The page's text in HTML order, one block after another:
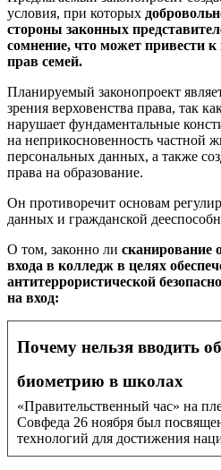
условия, при которых
стороны законных
сомнение, что может привести
прав семей.
Планируемый законопроект
зрения верховенства права, так
нарушает фундаментальные
на неприкосновенность частной
персональных данных, а также
права на образование.
Он противоречит основам
данных и гражданской
О том, законно ли сканирование
входа в колледж в целях
антитеррористической
на вход:
Почему нельзя вводить
биометрию в школах
«Правительственный час» на
Совфеда 26 ноября был
технологий для достижения